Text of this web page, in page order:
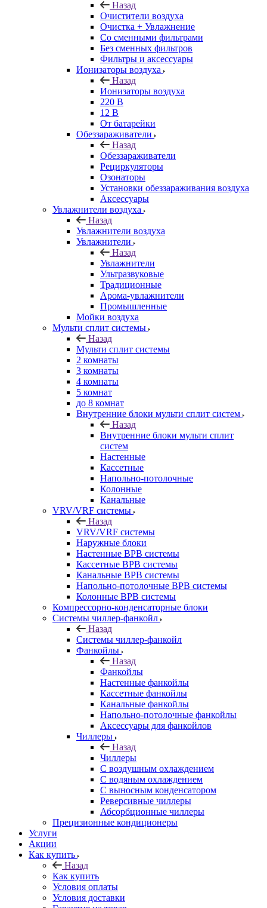
Назад
Очистители воздуха
Очистка + Увлажнение
Cо сменными фильтрами
Без сменных фильтров
Фильтры и аксессуары
Ионизаторы воздуха
Назад
Ионизаторы воздуха
220 В
12 В
От батарейки
Обеззараживатели
Назад
Обеззараживатели
Рециркуляторы
Озонаторы
Установки обеззараживания воздуха
Аксессуары
Увлажнители воздуха
Назад
Увлажнители воздуха
Увлажнители
Назад
Увлажнители
Ультразвуковые
Традиционные
Арома-увлажнители
Промышленные
Мойки воздуха
Мульти сплит системы
Назад
Мульти сплит системы
2 комнаты
3 комнаты
4 комнаты
5 комнат
до 8 комнат
Внутренние блоки мульти сплит систем
Назад
Внутренние блоки мульти сплит
систем
Настенные
Кассетные
Напольно-потолочные
Колонные
Канальные
VRV/VRF системы
Назад
VRV/VRF системы
Наружные блоки
Настенные ВРВ системы
Кассетные ВРВ системы
Канальные ВРВ системы
Напольно-потолочные ВРВ системы
Колонные ВРВ системы
Компрессорно-конденсаторные блоки
Системы чиллер-фанкойл
Назад
Системы чиллер-фанкойл
Фанкойлы
Назад
Фанкойлы
Настенные фанкойлы
Кассетные фанкойлы
Канальные фанкойлы
Напольно-потолочные фанкойлы
Аксессуары для фанкойлов
Чиллеры
Назад
Чиллеры
С воздушным охлаждением
С водяным охлаждением
С выносным конденсатором
Реверсивные чиллеры
Абсорбционные чиллеры
Прецизионные кондиционеры
Услуги
Акции
Как купить
Назад
Как купить
Условия оплаты
Условия доставки